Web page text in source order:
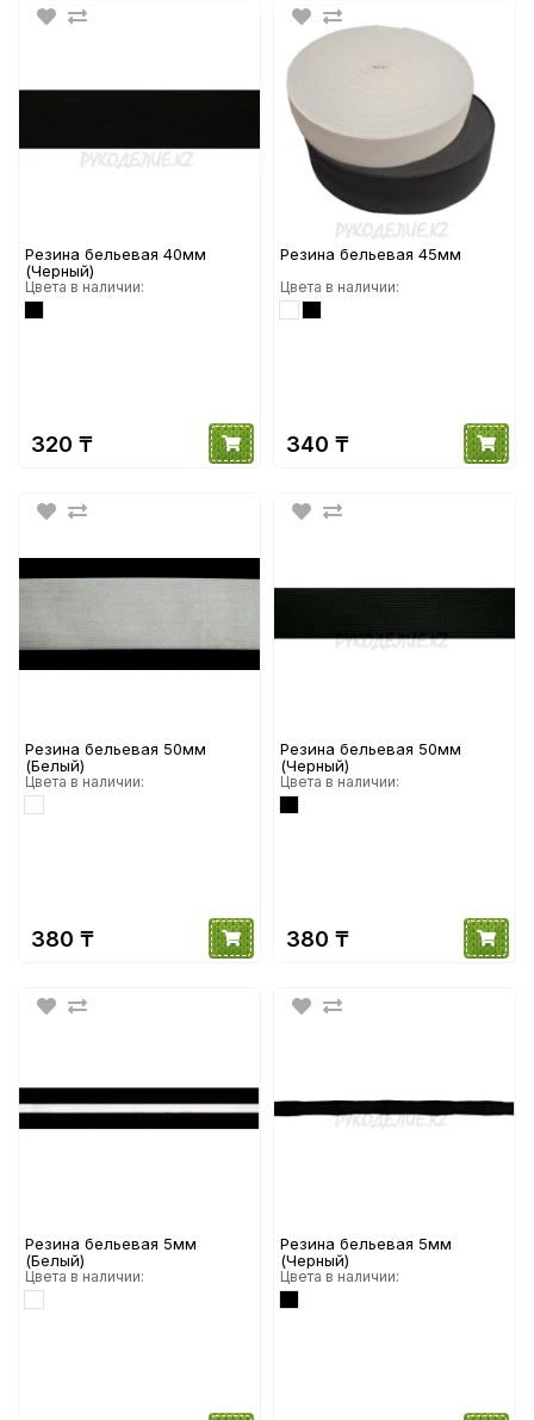
Резина бельевая 40мм
(Черный)
Цвета в наличии:
320 ₸
Резина бельевая 45мм
Цвета в наличии:
340 ₸
Резина бельевая 50мм
(Белый)
Цвета в наличии:
380 ₸
Резина бельевая 50мм
(Черный)
Цвета в наличии:
380 ₸
Резина бельевая 5мм
(Белый)
Цвета в наличии:
Резина бельевая 5мм
(Черный)
Цвета в наличии: